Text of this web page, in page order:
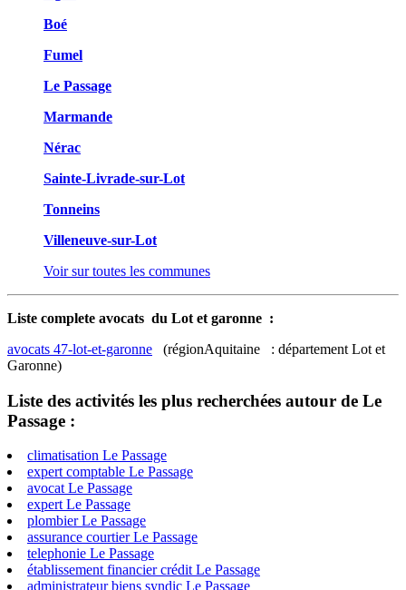
Boé
Fumel
Le Passage
Marmande
Nérac
Sainte-Livrade-sur-Lot
Tonneins
Villeneuve-sur-Lot
Voir sur toutes les communes
Liste complete avocats du Lot et garonne :
avocats 47-lot-et-garonne (régionAquitaine : département Lot et
Garonne)
Liste des activités les plus recherchées autour de Le
Passage :
climatisation Le Passage
expert comptable Le Passage
avocat Le Passage
expert Le Passage
plombier Le Passage
assurance courtier Le Passage
telephonie Le Passage
établissement financier crédit Le Passage
administrateur biens syndic Le Passage